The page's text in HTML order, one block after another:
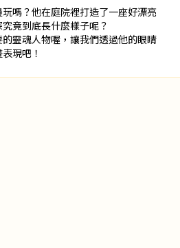
嗎？他在庭院裡打造了一座好漂亮
竟到底長什麼樣子呢？
靈魂人物喔，讓我們透過他的眼睛
現吧！